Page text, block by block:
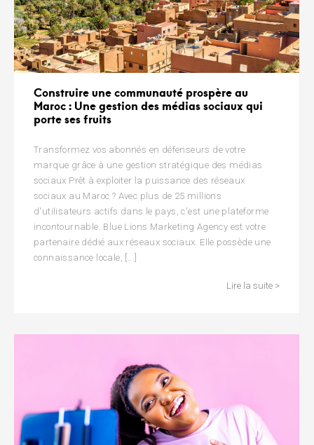
Construire une communauté prospère au
Maroc : Une gestion des médias sociaux qui
porte ses fruits
Transformez vos abonnés en défenseurs de votre
marque grâce à une gestion stratégique des médias
sociaux Prêt à exploiter la puissance des réseaux
sociaux au Maroc ? Avec plus de 25 millions
d'utilisateurs actifs dans le pays, c'est une plateforme
incontournable. Blue Lions Marketing Agency est votre
partenaire dédié aux réseaux sociaux. Elle possède une
connaissance locale, [...]
Lire la suite >